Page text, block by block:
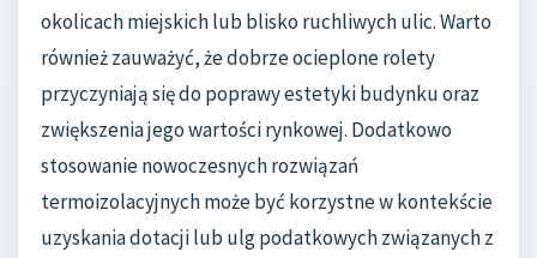
okolicach miejskich lub blisko ruchliwych ulic. Warto
również zauważyć, że dobrze ocieplone rolety
przyczyniają się do poprawy estetyki budynku oraz
zwiększenia jego wartości rynkowej. Dodatkowo
stosowanie nowoczesnych rozwiązań
termoizolacyjnych może być korzystne w kontekście
uzyskania dotacji lub ulg podatkowych związanych z